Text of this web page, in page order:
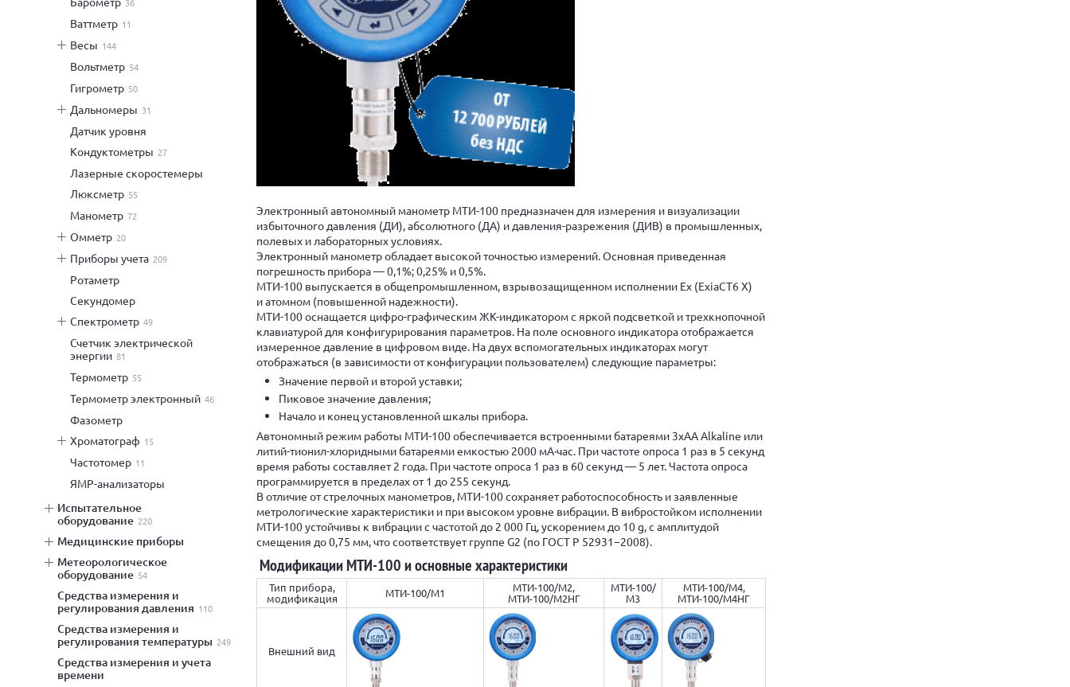
ваттметр 11
весы 144
вольтметр 54
гигрометр 50
дальномеры 31
датчик уровня
кондуктометры 27
лазерные скоростемеры
люксметр 55
манометр 72
омметр 20
приборы учета 209
ротаметр
секундомер
спектрометр 49
счетчик электрической
энергии 81
термометр 55
термометр электронный 46
фазометр
хроматограф 15
частотомер 11
ЯМР-анализаторы
испытательное
оборудование 220
медицинские приборы
метеорологическое
оборудование 54
средства измерения и
регулирования давления 110
средства измерения и
регулирования температуры 249
средства измерения и учета
времени
Электронный автономный манометр МТИ-100 предназначен для измерения и визуализации
избыточного давления (ДИ), абсолютного (ДА) и давления-разрежения (ДИВ) в промышленных,
полевых и лабораторных условиях.
Электронный манометр обладает высокой точностью измерений. Основная приведенная
погрешность прибора — 0,1%; 0,25% и 0,5%.
МТИ-100 выпускается в общепромышленном, взрывозащищенном исполнении Ех (ЕхiaCT6 Х)
и атомном (повышенной надежности).
МТИ-100 оснащается цифро-графическим ЖК-индикатором с яркой подсветкой и трехкнопочной
клавиатурой для конфигурирования параметров. На поле основного индикатора отображается
измеренное давление в цифровом виде. На двух вспомогательных индикаторах могут
отображаться (в зависимости от конфигурации пользователем) следующие параметры:
Значение первой и второй уставки;
Пиковое значение давления;
Начало и конец установленной шкалы прибора.
Автономный режим работы МТИ-100 обеспечивается встроенными батареями 3xАА Alkaline или
литий-тионил-хлоридными батареями емкостью 2000 мА·час. При частоте опроса 1 раз в 5 секунд
время работы составляет 2 года. При частоте опроса 1 раз в 60 секунд — 5 лет. Частота опроса
программируется в пределах от 1 до 255 секунд.
В отличие от стрелочных манометров, МТИ-100 сохраняет работоспособность и заявленные
метрологические характеристики и при высоком уровне вибрации. В вибростойком исполнении
МТИ-100 устойчивы к вибрации с частотой до 2 000 Гц, ускорением до 10 g, с амплитудой
смещения до 0,75 мм, что соответствует группе G2 (по ГОСТ Р 52931−2008).
Модификации МТИ-100 и основные характеристики
Тип прибора,
модификация
МТИ-100/М1
МТИ-100/М2,
МТИ-100/М2НГ
МТИ-100/
М3
МТИ-100/М4,
МТИ-100/М4НГ
Внешний вид